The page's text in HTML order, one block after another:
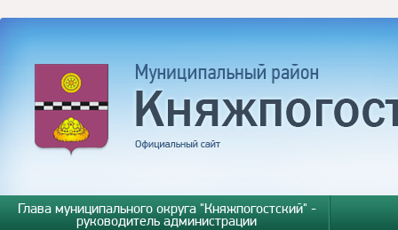
Глава муниципального округа "Княжпогостский" -
руководитель администрации